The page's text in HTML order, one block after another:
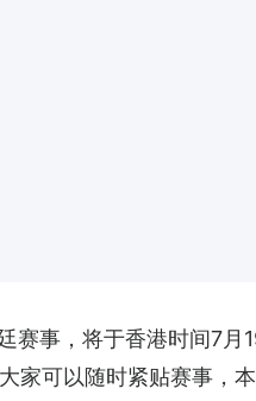
事，将于香港时间7月
家可以随时紧贴赛事，